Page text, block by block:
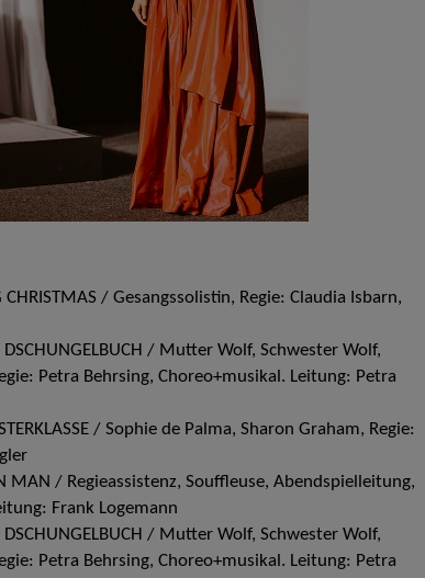
/ Gesangssolistin, Regie: Claudia Isbarn,
/ Mutter Wolf, Schwester Wolf,
Petra Behrsing, Choreo+musikal. Leitung: Petra
/ Sophie de Palma, Sharon Graham, Regie:
MAN / Regieassistenz, Souffleuse, Abendspielleitung,
Frank Logemann
/ Mutter Wolf, Schwester Wolf,
Petra Behrsing, Choreo+musikal. Leitung: Petra